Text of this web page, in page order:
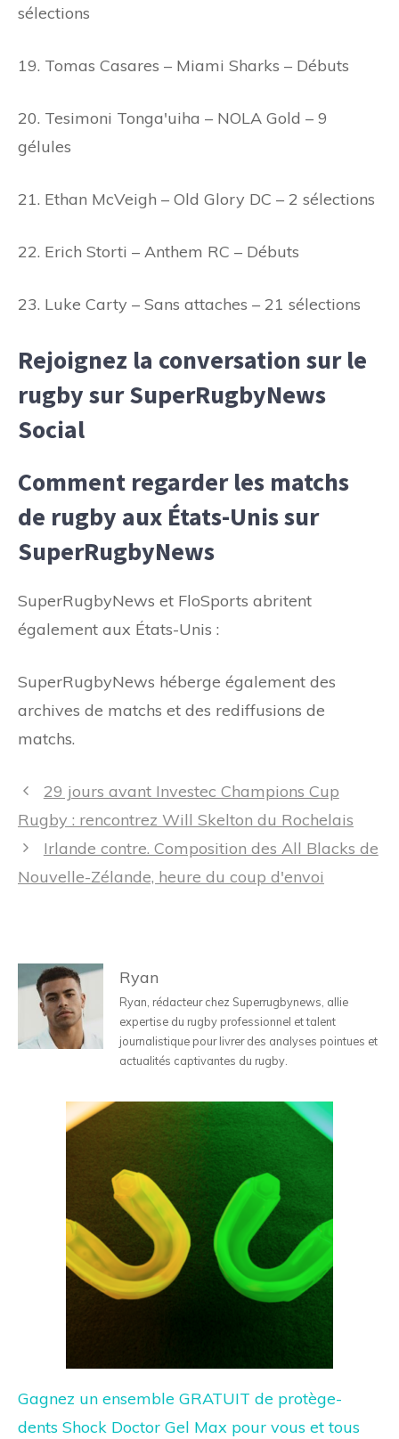
sélections
19. Tomas Casares – Miami Sharks – Débuts
20. Tesimoni Tonga'uiha – NOLA Gold – 9
gélules
21. Ethan McVeigh – Old Glory DC – 2 sélections
22. Erich Storti – Anthem RC – Débuts
23. Luke Carty – Sans attaches – 21 sélections
Rejoignez la conversation sur le
rugby sur SuperRugbyNews
Social
Comment regarder les matchs
de rugby aux États-Unis sur
SuperRugbyNews
SuperRugbyNews et FloSports abritent
également aux États-Unis :
SuperRugbyNews héberge également des
archives de matchs et des rediffusions de
matchs.
Navigation
des
29 jours avant Investec Champions Cup
Rugby : rencontrez Will Skelton du Rochelais
Irlande contre. Composition des All Blacks de
Nouvelle-Zélande, heure du coup d'envoi
Ryan
Ryan, rédacteur chez Superrugbynews, allie
expertise du rugby professionnel et talent
journalistique pour livrer des analyses pointues et
actualités captivantes du rugby.
Gagnez un ensemble GRATUIT de protège-
dents Shock Doctor Gel Max pour vous et tous